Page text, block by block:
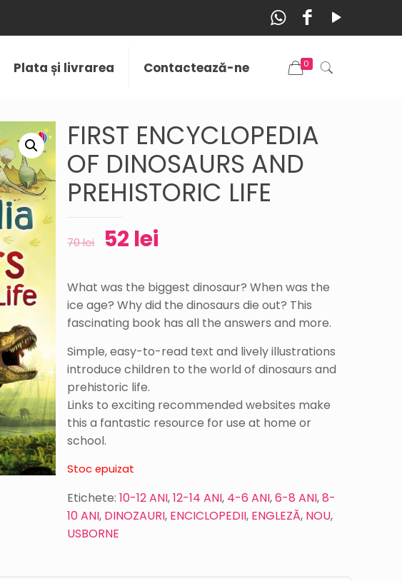
Plata și livrarea Contactează-ne 0
FIRST ENCYCLOPEDIA
OF DINOSAURS AND
PREHISTORIC LIFE
70lei 52 lei
What was the biggest dinosaur? When was the
ice age? Why did the dinosaurs die out? This
fascinating book has all the answers and more.
Simple, easy-to-read text and lively illustrations
introduce children to the world of dinosaurs and
prehistoric life.
Links to exciting recommended websites make
this a fantastic resource for use at home or
school.
Stoc epuizat
Etichete:10-12 ANI,12-14 ANI, 4-6 ANI,6-8 ANI,8-
10 ANI, DINOZAURI, ENCICLOPEDII, ENGLEZĂ, NOU,
USBORNE